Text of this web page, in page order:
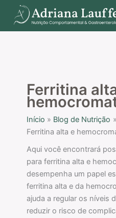
para
o
Ferritina
Início Blog de Nutrição
Ferritina alta e
Aqui você encontrará
para ferritina alta e
desempenha um papel
ferritina alta e da
ajuda a regular os níveis
reduzir o risco de
P
e
s